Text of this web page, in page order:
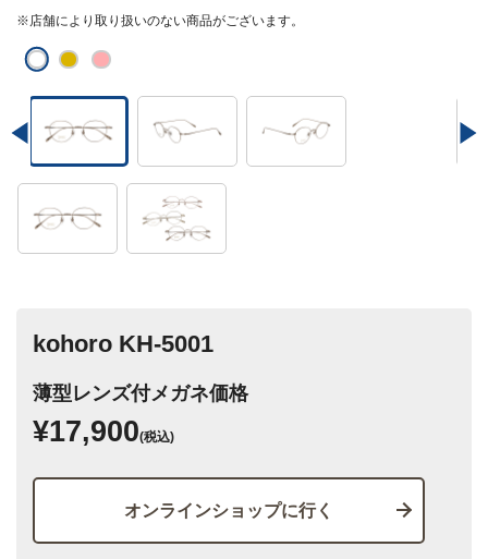
※店舗により取り扱いのない商品がございます。
kohoro KH-5001
薄型レンズ付メガネ価格
¥17,900(税込)
オンラインショップに行く